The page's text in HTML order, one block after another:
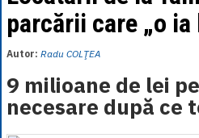
parcării care „o ia
Autor: Radu COLŢEA
9 milioane de lei
necesare după ce